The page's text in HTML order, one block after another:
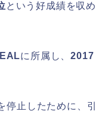
という好成績を収め
に所属し、2017
止したために、引